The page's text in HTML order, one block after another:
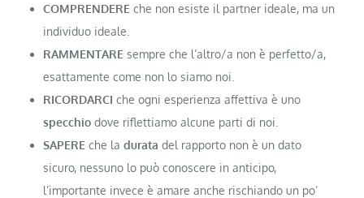
COMPRENDERE che non esiste il partner ideale, ma un
individuo ideale.
RAMMENTAREsempre che l’altro/a non è perfetto/a,
esattamente come non lo siamo noi.
RICORDARCI che ogni esperienza affettiva è uno
specchio dove riflettiamo alcune parti di noi.
SAPERE che ladurata del rapporto non è un dato
sicuro, nessuno lo può conoscere in anticipo,
l’importante invece è amare anche rischiando un po’